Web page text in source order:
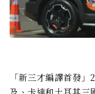
「新三才編譯首發
及、卡達和土耳其三